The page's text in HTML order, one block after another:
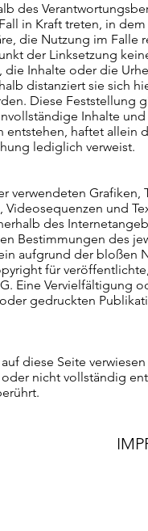
des
in Kraft treten, in
die Nutzung im Falle
der Linksetzung
Inhalte oder die
distanziert sie sich
Diese Feststellung
Inhalte
haftet allein
lediglich verweist.
verwendeten Grafiken,
und
des
Bestimmungen des
aufgrund der bloßen
für
Eine Vervielfältigung
gedruckten
diese Seite
nicht vollständig